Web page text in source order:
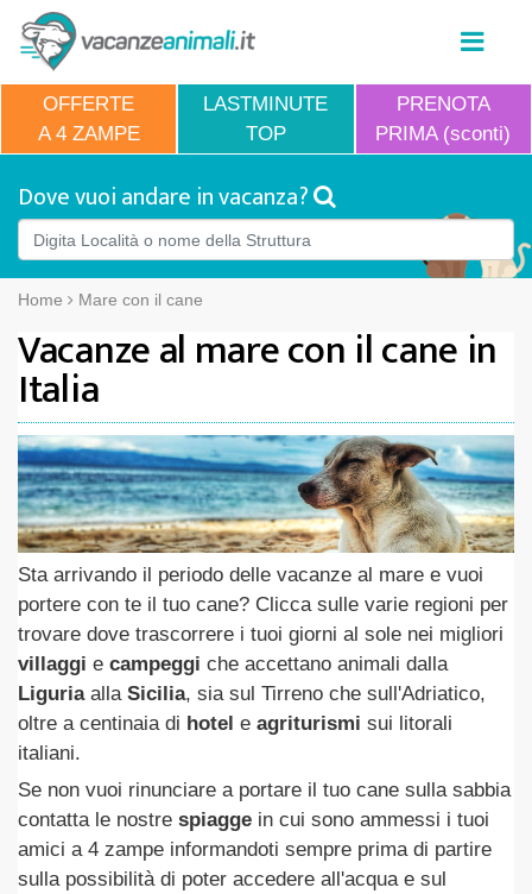
OFFERTE
A 4 ZAMPE
LASTMINUTE
TOP
PRENOTA
PRIMA (sconti)
Dove vuoi andare in vacanza?
Home Mare con il cane
Vacanze al mare con il cane in
Italia
Sta arrivando il periodo delle vacanze al mare e vuoi
portere con te il tuo cane? Clicca sulle varie regioni per
trovare dove trascorrere i tuoi giorni al sole nei migliori
villaggi e campeggi che accettano animali dalla
Liguriaalla Sicilia, sia sul Tirreno che sull'Adriatico,
oltre a centinaia di hotel e agriturismi sui litorali
italiani.
Se non vuoi rinunciare a portare il tuo cane sulla sabbia
contatta le nostre spiagge in cui sono ammessi i tuoi
amici a 4 zampe informandoti sempre prima di partire
sulla possibilità di poter accedere all'acqua e sul